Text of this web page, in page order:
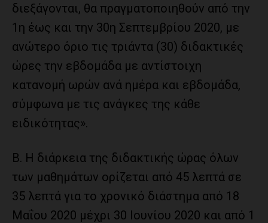
διεξάγονται, θα πραγματοποιηθούν από την
1η έως και την 30η Σεπτεμβρίου 2020, με
ανώτερο όριο τις τριάντα (30) διδακτικές
ώρες την εβδομάδα με αντίστοιχη
κατανομή ωρών ανά ημέρα και εβδομάδα,
σύμφωνα με τις ανάγκες της κάθε
ειδικότητας».
Β. Η διάρκεια της διδακτικής ώρας όλων
των μαθημάτων ορίζεται από 45 λεπτά σε
35 λεπτά για το χρονικό διάστημα από 18
Μαΐου 2020 μέχρι 30 Ιουνίου 2020 και από 1